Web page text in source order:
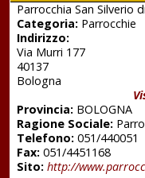
Parrocchia San Silverio
Categoria:Parrocchie
Indirizzo:
Via Murri 177
40137
Bologna
Provincia:BOLOGNA
Ragione Sociale:
Telefono:051/440051
Fax:051/4451168
Sito: http://